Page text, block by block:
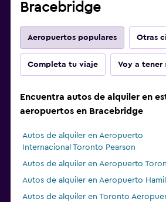
Bracebridge
Aeropuertos populares Otras
Completa tu viaje Voy a tener
Encuentra autos de alquiler en
aeropuertos en Bracebridge
Autos de alquiler en Aeropuerto
Internacional Toronto Pearson
Autos de alquiler en Aeropuerto
Autos de alquiler en Aeropuerto
Autos de alquiler en Toronto